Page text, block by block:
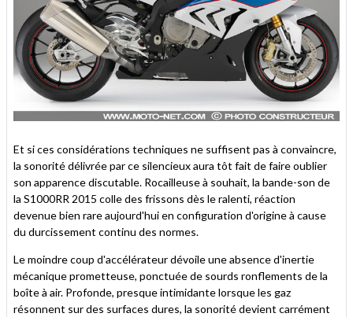
Et si ces considérations techniques ne suffisent pas à convaincre,
la sonorité délivrée par ce silencieux aura tôt fait de faire oublier
son apparence discutable. Rocailleuse à souhait, la bande-son de
la S1000RR 2015 colle des frissons dès le ralenti, réaction
devenue bien rare aujourd'hui en configuration d'origine à cause
du durcissement continu des normes.
Le moindre coup d'accélérateur dévoile une absence d'inertie
mécanique prometteuse, ponctuée de sourds ronflements de la
boîte à air. Profonde, presque intimidante lorsque les gaz
résonnent sur des surfaces dures, la sonorité devient carrément